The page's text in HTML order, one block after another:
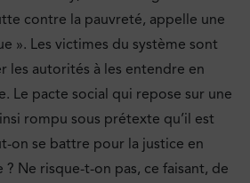
contre la pauvreté, appelle une
». Les victimes du système sont
les autorités à les entendre en
Le pacte social qui repose sur une
rompu sous prétexte qu’il est
on se battre pour la justice en
? Ne risque-t-on pas, ce faisant, de